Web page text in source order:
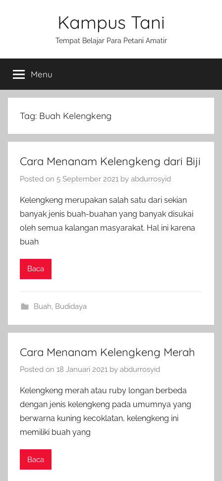
Kampus Tani
Tempat Belajar Para Petani Amatir
Menu
Tag: Buah Kelengkeng
Cara Menanam Kelengkeng dari Biji
Posted on 5 September 2021 by abdurrosyid
Kelengkeng merupakan salah satu dari sekian
banyak jenis buah-buahan yang banyak disukai
oleh semua kalangan masyarakat. Hal ini karena
buah
Baca
Buah Budidaya
Cara Menanam Kelengkeng Merah
Posted on 18 Januari 2021 by abdurrosyid
Kelengkeng merah atau ruby longan berbeda
dengan jenis kelengkeng pada umumnya yang
berwarna kuning kecoklatan, kelengkeng ini
memiliki buah yang
Baca